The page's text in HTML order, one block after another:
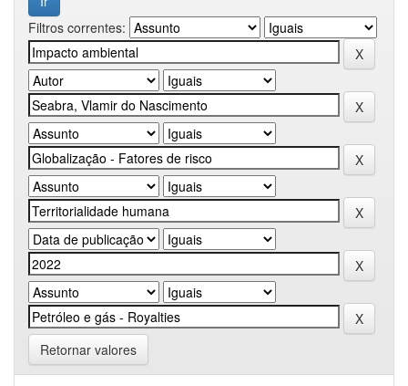
Filtros correntes:
Retornar valores